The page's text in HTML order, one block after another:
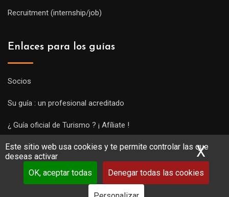
Este sitio web usa cookies y te permite controlar las que
deseas activar
OK, aceptar todas
Denegar todas las cookies
X
Recruitment (internship/job)
Enlaces para los guías
Socios
Su guía : un profesional acreditado
¿ Guía oficial de Turismo ? ¡ Afíliate !
Subir una visita y empezar a trabajar !